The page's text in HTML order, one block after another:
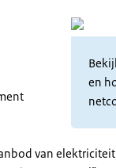
en
van